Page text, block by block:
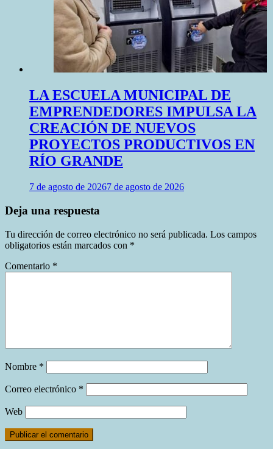
LA ESCUELA MUNICIPAL DE
EMPRENDEDORES IMPULSA LA
CREACIÓN DE NUEVOS
PROYECTOS PRODUCTIVOS EN
RÍO GRANDE
7 de agosto de 20267 de agosto de 2026
Deja una respuesta
Tu dirección de correo electrónico no será publicada. Los campos
obligatorios están marcados con *
Comentario *
Nombre *
Correo electrónico *
Web